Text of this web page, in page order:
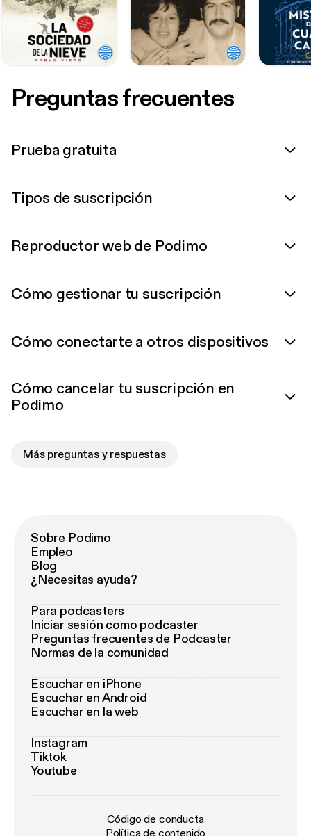
Preguntas frecuentes
Prueba gratuita
Tipos de suscripción
Reproductor web de Podimo
Cómo gestionar tu suscripción
Cómo conectarte a otros dispositivos
Cómo cancelar tu suscripción en
Podimo
Más preguntas y respuestas
Sobre Podimo
Empleo
Blog
¿Necesitas ayuda?
Para podcasters
Iniciar sesión como podcaster
Preguntas frecuentes de Podcaster
Normas de la comunidad
Escuchar en iPhone
Escuchar en Android
Escuchar en la web
Instagram
Tiktok
Youtube
Código de conducta
Política de contenido